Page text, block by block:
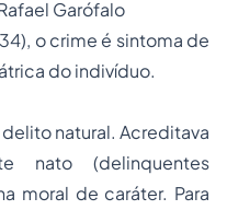
Garófalo
o crime é sintoma de
do indivíduo.
natural. Acreditava
nato (delinquentes
moral de caráter. Para